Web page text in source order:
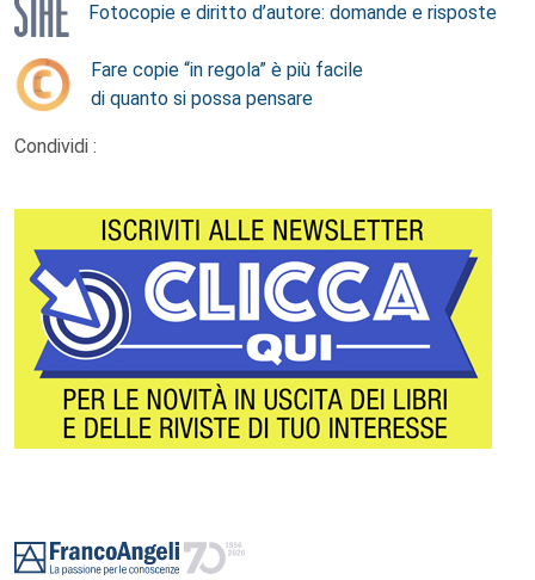
Fotocopie e diritto d’autore: domande e risposte
Fare copie “in regola” è più facile
di quanto si possa pensare
Condividi :